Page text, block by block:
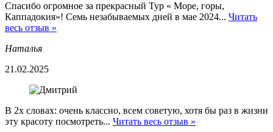
Спасибо огромное за прекрасный Тур « Море, горы,
Каппадокия»! Семь незабываемых дней в мае 2024... Читать
весь отзыв »
Наталья
21.02.2025
В 2х словах: очень классно, всем советую, хотя бы раз в жизни
эту красоту посмотреть... Читать весь отзыв »